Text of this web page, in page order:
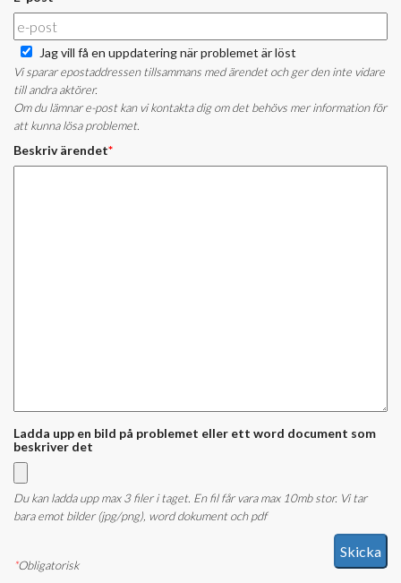
Jag vill få en uppdatering när problemet är löst
Vi sparar epostaddressen tillsammans med ärendet och ger den inte vidare
till andra aktörer.
Om du lämnar e-post kan vi kontakta dig om det behövs mer information för
att kunna lösa problemet.
Beskriv ärendet*
Ladda upp en bild på problemet eller ett word document som
beskriver det
Du kan ladda upp max 3 filer i taget. En fil får vara max 10mb stor. Vi tar
bara emot bilder (jpg/png), word dokument och pdf
*Obligatorisk